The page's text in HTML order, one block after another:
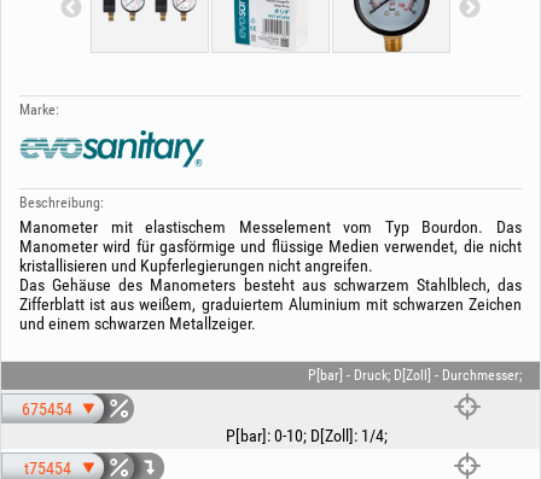
Marke:
Beschreibung:
Manometer mit elastischem Messelement vom Typ Bourdon. Das
Manometer wird für gasförmige und flüssige Medien verwendet, die nicht
kristallisieren und Kupferlegierungen nicht angreifen.
Das Gehäuse des Manometers besteht aus schwarzem Stahlblech, das
Zifferblatt ist aus weißem, graduiertem Aluminium mit schwarzen Zeichen
und einem schwarzen Metallzeiger.
P[bar] - Druck; D[Zoll] - Durchmesser;
675454
P[bar]:0-10; D[Zoll]: 1/4;
t75454